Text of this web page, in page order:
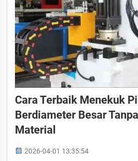
Cara Terbaik Menekuk
Berdiameter Besar
Material
2026-04-01 13:35:54